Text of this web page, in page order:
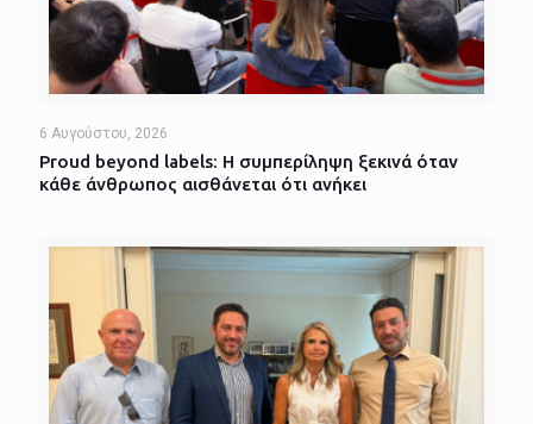
6 Αυγούστου, 2026
Proud beyond labels: Η συμπερίληψη ξεκινά όταν
κάθε άνθρωπος αισθάνεται ότι ανήκει